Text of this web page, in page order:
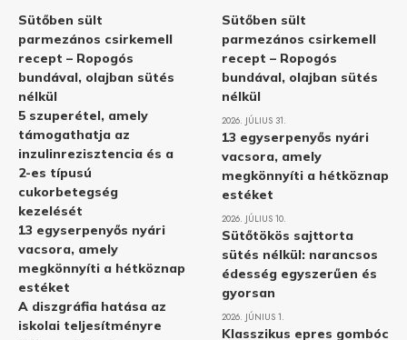
Sütőben sült
parmezános csirkemell
recept – Ropogós
bundával, olajban sütés
nélkül
5 szuperétel, amely
támogathatja az
inzulinrezisztencia és a
2-es típusú
cukorbetegség
kezelését
13 egyserpenyős nyári
vacsora, amely
megkönnyíti a hétköznap
estéket
A diszgráfia hatása az
iskolai teljesítményre
Sütőben sült
parmezános csirkemell
recept – Ropogós
bundával, olajban sütés
nélkül
2026. JÚLIUS 31.
13 egyserpenyős nyári
vacsora, amely
megkönnyíti a hétköznap
estéket
2026. JÚLIUS 10.
Sütőtökös sajttorta
sütés nélkül: narancsos
édesség egyszerűen és
gyorsan
2026. JÚNIUS 1.
Klasszikus epres gombóc